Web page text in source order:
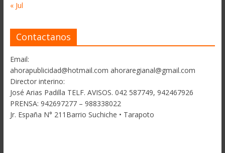
« Jul
Contactanos
Email:
ahorapublicidad@hotmail.com ahoraregianal@gmail.com
Director interino:
José Arias Padilla TELF. AVISOS. 042 587749, 942467926
PRENSA: 942697277 – 988338022
Jr. España N° 211Barrio Suchiche • Tarapoto